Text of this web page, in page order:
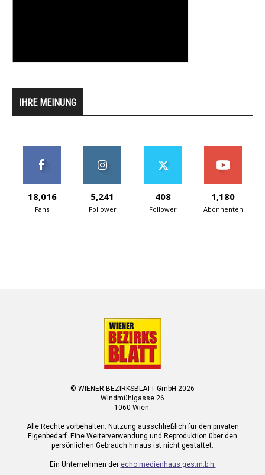
IHRE MEINUNG
18,016
Fans
5,241
Follower
408
Follower
1,180
Abonnenten
© WIENER BEZIRKSBLATT GmbH 2026
Windmühlgasse 26
1060 Wien.
Alle Rechte vorbehalten. Nutzung ausschließlich für den privaten
Eigenbedarf. Eine Weiterverwendung und Reproduktion über den
persönlichen Gebrauch hinaus ist nicht gestattet.
Ein Unternehmen der echo medienhaus ges.m.b.h.